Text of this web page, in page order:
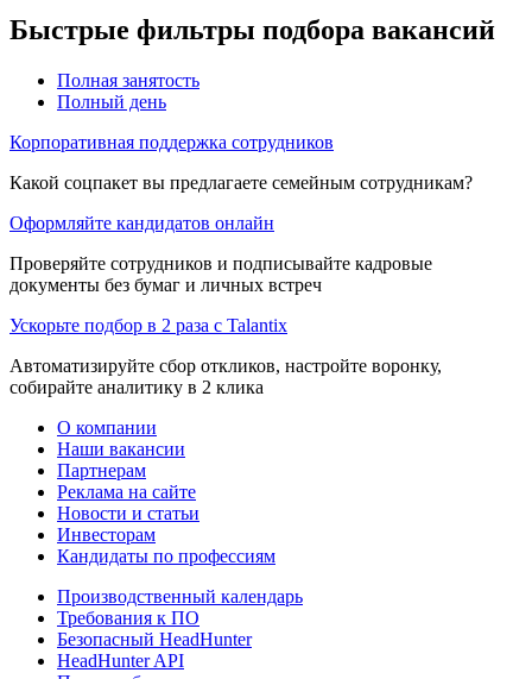
Быстрые фильтры подбора вакансий
Полная занятость
Полный день
Корпоративная поддержка сотрудников
Какой соцпакет вы предлагаете семейным сотрудникам?
Оформляйте кандидатов онлайн
Проверяйте сотрудников и подписывайте кадровые
документы без бумаг и личных встреч
Ускорьте подбор в 2 раза с Talantix
Автоматизируйте сбор откликов, настройте воронку,
собирайте аналитику в 2 клика
О компании
Наши вакансии
Партнерам
Реклама на сайте
Новости и статьи
Инвесторам
Кандидаты по профессиям
Производственный календарь
Требования к ПО
Безопасный HeadHunter
HeadHunter API